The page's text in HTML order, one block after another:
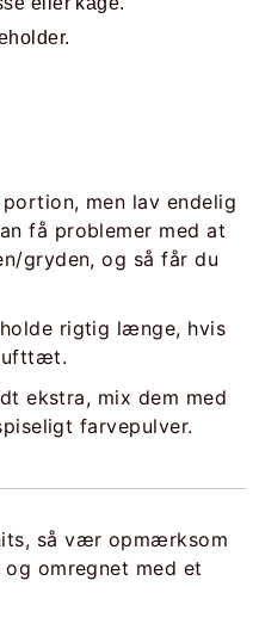
men lav endelig
få problemer med at
gryden, og så får du
rigtig længe, hvis
ekstra, mix dem med
farvepulver.
omregnet med et